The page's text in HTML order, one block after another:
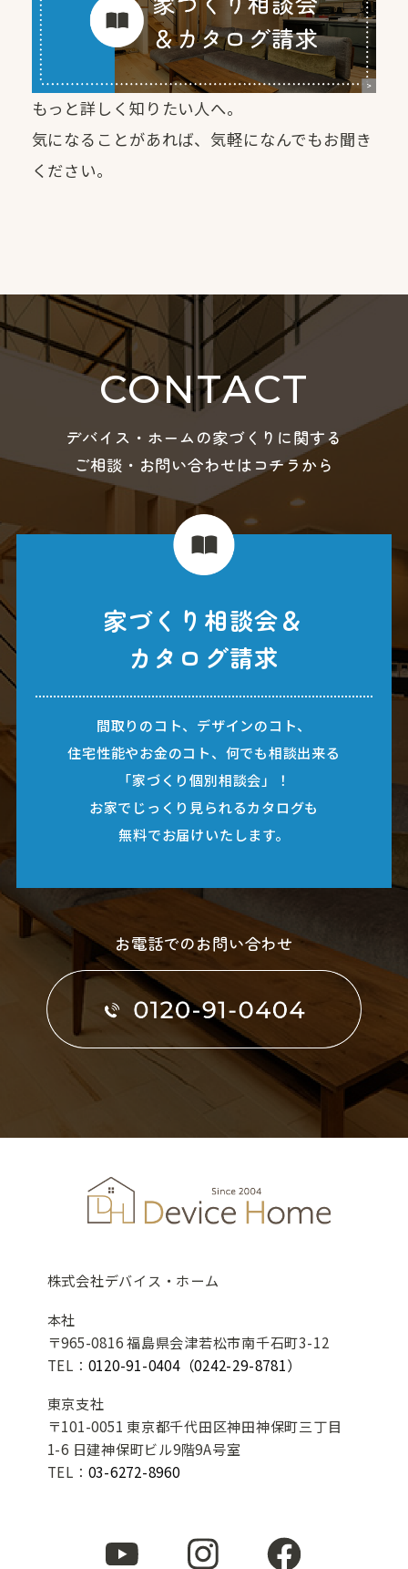
もっと詳しく知りたい人へ。
気になることがあれば、気軽になんでもお聞き
ください。
CONTACT
デバイス・ホームの家づくりに関する
ご相談・お問い合わせはコチラから
家づくり相談会＆
カタログ請求
間取りのコト、デザインのコト、
住宅性能やお金のコト、何でも相談出来る
「家づくり個別相談会」！
お家でじっくり見られるカタログも
無料でお届けいたします。
お電話でのお問い合わせ
株式会社デバイス・ホーム
本社
〒965-0816 福島県会津若松市南千石町3-12
TEL： 0120-91-0404（0242-29-8781）
東京支社
〒101-0051 東京都千代田区神田神保町三丁目
1-6 日建神保町ビル9階9A号室
TEL： 03-6272-8960